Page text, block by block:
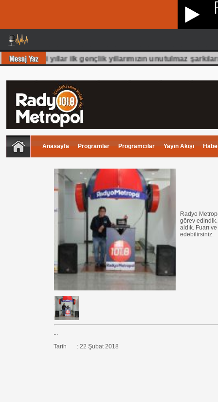
70 Li yıllar ilk gençlik yıllarımızın unutulmaz
Anasayfa Programlar Programcılar Yayın Akışı
Radyo
görev edindik.
aldık. Fuarı
edebilirsiniz.
...
Tarih : 22 Şubat 2018